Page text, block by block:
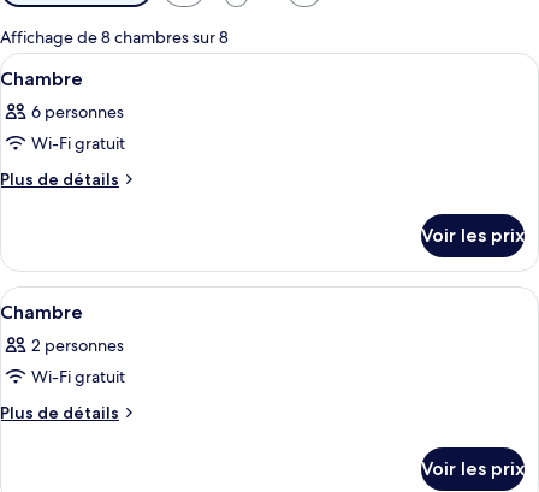
disponibles
pour
les
chambres
Affichage de 8 chambres sur 8
Afficher
toutes
les
photos
pour
de
chambre :
Chambre
Une chambre d’hôtel avec un lit, un
7
Chambre
6 personnes
Wi-Fi gratuit
Plus de détails
Plus
le
type
de
Chambre
Voir les prix
Afficher
toutes
les
photos
pour
Une chambre avec un lit, une table
6
Chambre
2 personnes
Wi-Fi gratuit
Plus de détails
Plus
Voir les prix